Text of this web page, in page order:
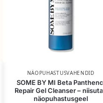
NÄOPUHASTUSVAHENDID
SOME BY MI Beta
Repair Gel Cleanser –
näopuhastusgeel